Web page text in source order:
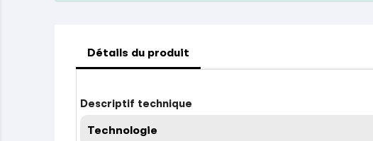
Détails du produit
Descriptif technique
Technologie